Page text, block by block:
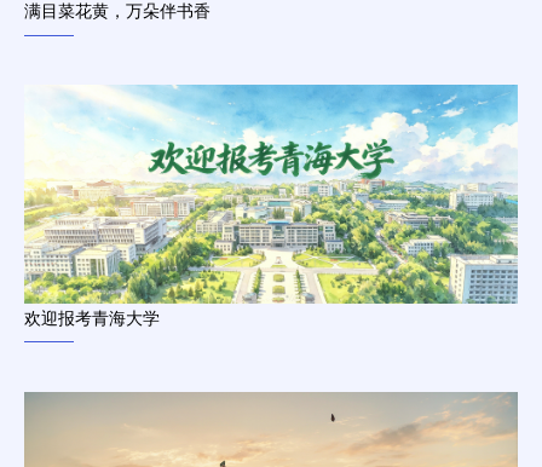
满目菜花黄，万朵伴书香
欢迎报考青海大学